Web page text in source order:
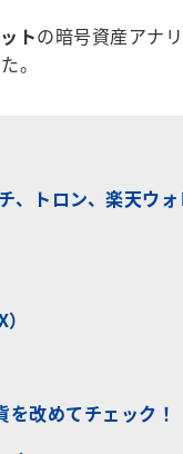
トの暗号資産アナ
。
、トロン、楽天ウ
改めてチェック！